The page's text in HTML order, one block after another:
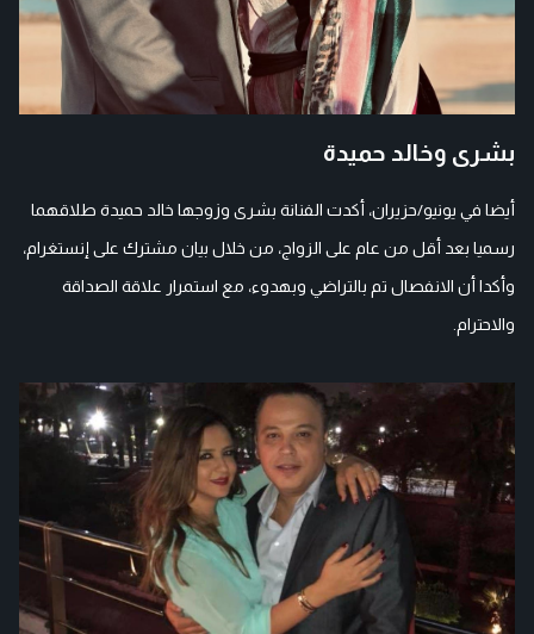
بشرى وخالد حميدة
أيضا في يونيو/حزيران، أكدت الفنانة بشرى وزوجها خالد حميدة طلاقهما
رسميا بعد أقل من عام على الزواج، من خلال بيان مشترك على إنستغرام،
وأكدا أن الانفصال تم بالتراضي وبهدوء، مع استمرار علاقة الصداقة
والاحترام.